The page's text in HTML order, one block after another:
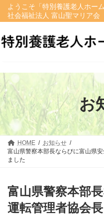
ン
ツ
キ
ッ
プ
ー
シ
に
移
動
ようこそ「特別養護老人ホー
社会福祉法人 富山聖マリア会
お
HOME
お知らせ
富山県警察本部長ならびに富山県
ました
富山県警察本部
運転管理者協会